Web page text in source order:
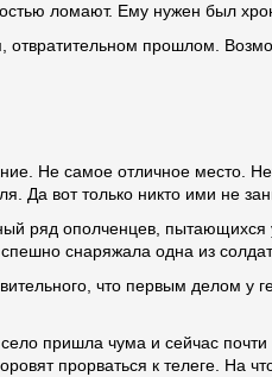
ломают. Ему нужен был
прошлом.
Не самое отличное место.
Да вот только никто ими не
ряд ополченцев, пытающихся
снаряжала одна из
что первым делом у
пришла чума и сейчас
прорваться к телеге. На